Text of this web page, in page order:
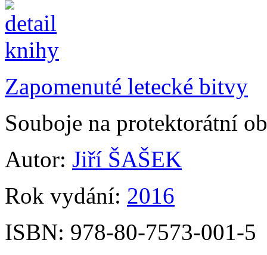
Zapomenuté letecké bitvy
Souboje na protektorátní
Autor: Jiří ŠAŠEK
Rok vydání: 2016
ISBN: 978-80-7573-001-5